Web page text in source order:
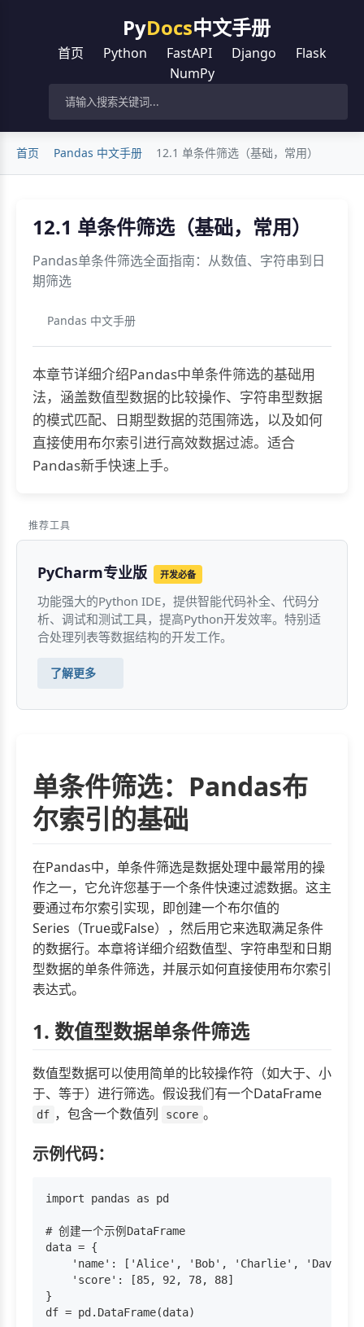
PyDocs中文手册
首页 Python FastAPI Django
Flask
NumPy
首页 Pandas 中文手册 12.1 单条件筛选（基础，常用）
12.1 单条件筛选（基础，常用）
Pandas单条件筛选全面指南：从数值、字符串到日
期筛选
Pandas 中文手册
本章节详细介绍Pandas中单条件筛选的基础用
法，涵盖数值型数据的比较操作、字符串型数据
的模式匹配、日期型数据的范围筛选，以及如何
直接使用布尔索引进行高效数据过滤。适合
Pandas新手快速上手。
推荐工具
PyCharm专业版 开发必备
功能强大的Python IDE，提供智能代码补全、代码分
析、调试和测试工具，提高Python开发效率。特别适
合处理列表等数据结构的开发工作。
了解更多
单条件筛选：Pandas布
尔索引的基础
在Pandas中，单条件筛选是数据处理中最常用的操
作之一，它允许您基于一个条件快速过滤数据。这主
要通过布尔索引实现，即创建一个布尔值的
Series（True或False），然后用它来选取满足条件
的数据行。本章将详细介绍数值型、字符串型和日期
型数据的单条件筛选，并展示如何直接使用布尔索引
表达式。
1. 数值型数据单条件筛选
数值型数据可以使用简单的比较操作符（如大于、小
于、等于）进行筛选。假设我们有一个DataFrame
df ，包含一个数值列 score 。
示例代码：
import pandas as pd
# 创建一个示例DataFrame
data = {
    'name': ['Alice', 'Bob', 'Charlie', 'David'],
    'score': [85, 92, 78, 88]
}
df = pd.DataFrame(data)